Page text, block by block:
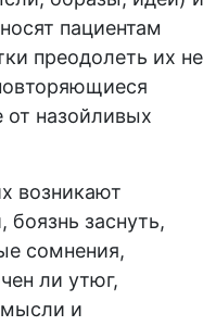
пациентам
преодолеть их не
от назойливых
возникают
заснуть,
сомнения,
ли утюг,
мысли и